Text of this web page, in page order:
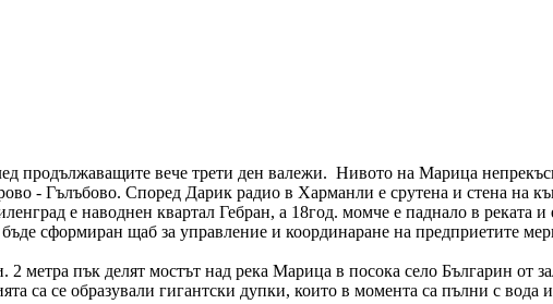
продължаващите вече трети ден валежи. Нивото на Марица
- Гълъбово. Според Дарик радио в Харманли е срутена и стена на
е наводнен квартал Гебран, а 18год. момче е паднало в реката
сформиран щаб за управление и координаране на предприетите
метра пък делят мостът над река Марица в посока село Българин от
са се образували гигантски дупки, които в момента са пълни с вода и